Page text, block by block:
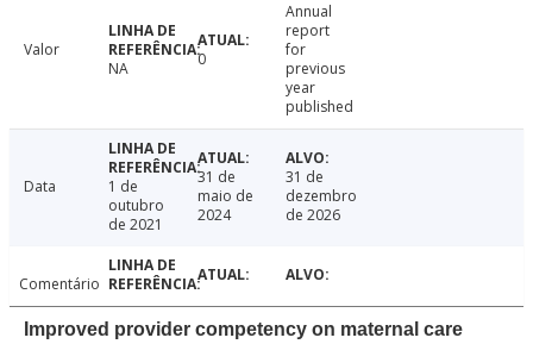
Valor
NA
0
Annual
report
for
previous
year
published
Data
1 de
outubro
de 2021
31 de
maio de
2024
31 de
dezembro
de 2026
Comentário
Improved provider competency on maternal care